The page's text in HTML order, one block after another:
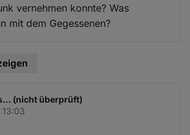
vernehmen konnte? Was
mit dem Gegessenen?
(nicht überprüft)
13:03